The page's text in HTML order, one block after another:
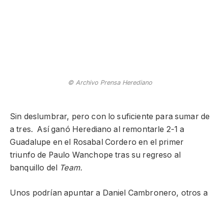
© Archivo Prensa Herediano
Sin deslumbrar, pero con lo suficiente para sumar de
a tres. Así ganó Herediano al remontarle 2-1 a
Guadalupe en el Rosabal Cordero en el primer
triunfo de Paulo Wanchope tras su regreso al
banquillo del
Team.
Unos podrían apuntar a Daniel Cambronero, otros a